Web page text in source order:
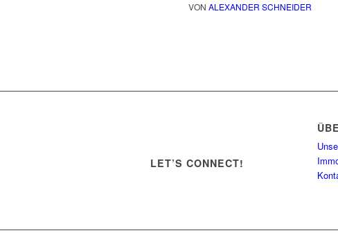
VON ALEXANDER SCHNEIDER
LET’S CONNECT!